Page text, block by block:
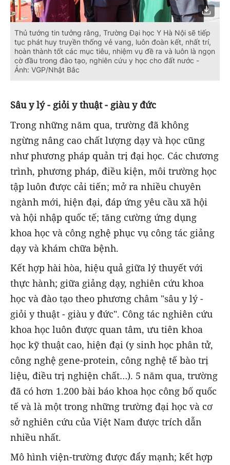
Thủ tướng tin tưởng rằng, Trường Đại học Y Hà Nội sẽ tiếp
tục phát huy truyền thống vẻ vang, luôn đoàn kết, nhất trí,
hoàn thành tốt các mục tiêu, nhiệm vụ đề ra và luôn là ngọn
cờ đầu trong đào tạo, nghiên cứu y học cho đất nước -
Ảnh: VGP/Nhật Bắc
Sâu y lý - giỏi y thuật - giàu y đức
Trong những năm qua, trường đã không
ngừng nâng cao chất lượng dạy và học cũng
như phương pháp quản trị đại học. Các chương
trình, phương pháp, điều kiện, môi trường học
tập luôn được cải tiến; mở ra nhiều chuyên
ngành mới, hiện đại, đáp ứng yêu cầu xã hội
và hội nhập quốc tế; tăng cường ứng dụng
khoa học và công nghệ phục vụ công tác giảng
dạy và khám chữa bệnh.
Kết hợp hài hòa, hiệu quả giữa lý thuyết với
thực hành; giữa giảng dạy, nghiên cứu khoa
học và đào tạo theo phương châm "sâu y lý -
giỏi y thuật - giàu y đức". Công tác nghiên cứu
khoa học luôn được quan tâm, ưu tiên khoa
học kỹ thuật cao, hiện đại (y sinh học phân tử,
công nghệ gene-protein, công nghệ tế bào trị
liệu, điều trị nghiện chất…). 5 năm qua, trường
đã có hơn 1.200 bài báo khoa học công bố quốc
tế và là một trong những trường đại học và cơ
sở nghiên cứu của Việt Nam được trích dẫn
nhiều nhất.
Mô hình viện-trường được đẩy mạnh; kết hợp